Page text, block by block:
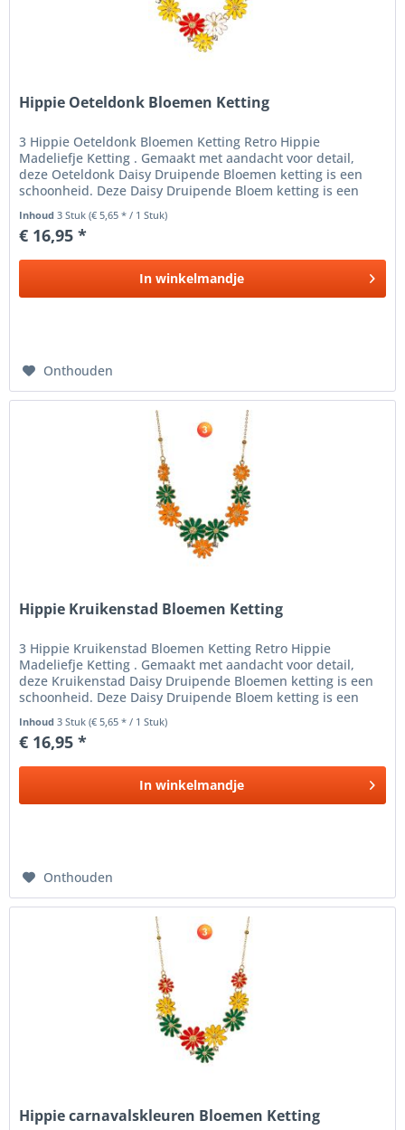
Hippie Oeteldonk Bloemen Ketting
3 Hippie Oeteldonk Bloemen Ketting Retro Hippie
Madeliefje Ketting . Gemaakt met aandacht voor detail,
deze Oeteldonk Daisy Druipende Bloemen ketting is een
schoonheid. Deze Daisy Druipende Bloem ketting is een
Inhoud3 Stuk(€ 5,65 * / 1 Stuk)
€ 16,95 *
In winkelmandje
Onthouden
Hippie Kruikenstad Bloemen Ketting
3 Hippie Kruikenstad Bloemen Ketting Retro Hippie
Madeliefje Ketting . Gemaakt met aandacht voor detail,
deze Kruikenstad Daisy Druipende Bloemen ketting is een
schoonheid. Deze Daisy Druipende Bloem ketting is een
Inhoud3 Stuk(€ 5,65 * / 1 Stuk)
€ 16,95 *
In winkelmandje
Onthouden
Hippie carnavalskleuren Bloemen Ketting